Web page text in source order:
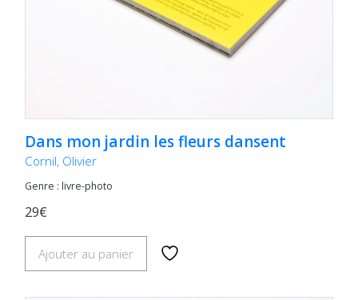
Dans mon jardin les fleurs dansent
Cornil, Olivier
Genre : livre-photo
29€
Ajouter au panier